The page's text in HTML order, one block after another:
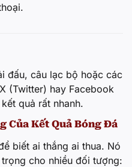
đấu, câu lạc bộ hoặc các
(Twitter) hay Facebook
quả rất nhanh.
Của Kết Quả Bóng Đá
biết ai thắng ai thua. Nó
cho nhiều đối tượng: